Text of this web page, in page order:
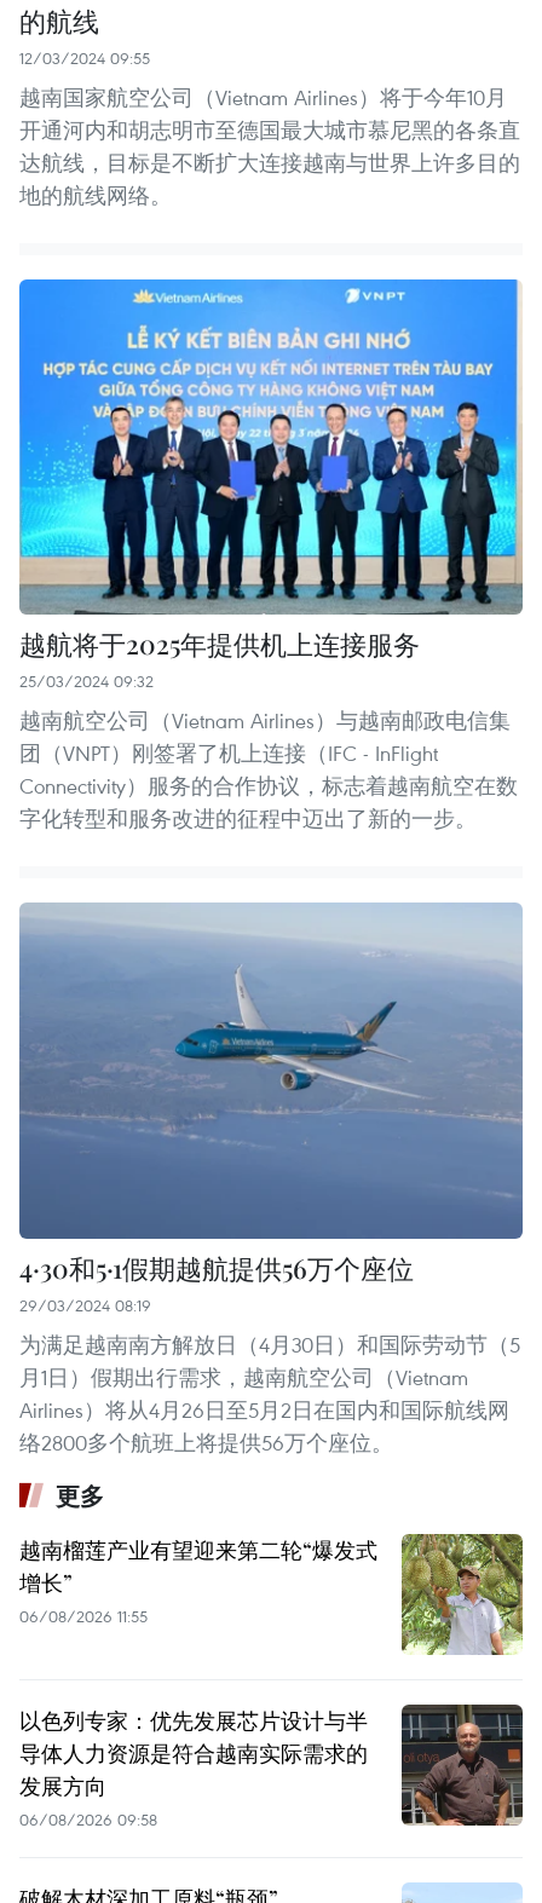
的航线
12/03/2024 09:55
越南国家航空公司（Vietnam Airlines）将于今年10月
开通河内和胡志明市至德国最大城市慕尼黑的各条直
达航线，目标是不断扩大连接越南与世界上许多目的
地的航线网络。
越航将于2025年提供机上连接服务
25/03/2024 09:32
越南航空公司（Vietnam Airlines）与越南邮政电信集
团（VNPT）刚签署了机上连接（IFC - InFlight
Connectivity）服务的合作协议，标志着越南航空在数
字化转型和服务改进的征程中迈出了新的一步。
4·30和5·1假期越航提供56万个座位
29/03/2024 08:19
为满足越南南方解放日（4月30日）和国际劳动节（5
月1日）假期出行需求，越南航空公司（Vietnam
Airlines）将从4月26日至5月2日在国内和国际航线网
络2800多个航班上将提供56万个座位。
更多
越南榴莲产业有望迎来第二轮“爆发式
增长”
06/08/2026 11:55
以色列专家：优先发展芯片设计与半
导体人力资源是符合越南实际需求的
发展方向
06/08/2026 09:58